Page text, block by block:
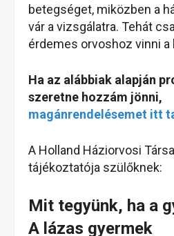
betegséget, miközben a
vár a vizsgálatra. Tehát
érdemes orvoshoz vinni a
Ha az alábbiak alapján
szeretne hozzám jönni,
magánrendelésemet itt
A Holland Háziorvosi
tájékoztatója szülőknek:
Mit tegyünk, ha a
A lázas gyermek